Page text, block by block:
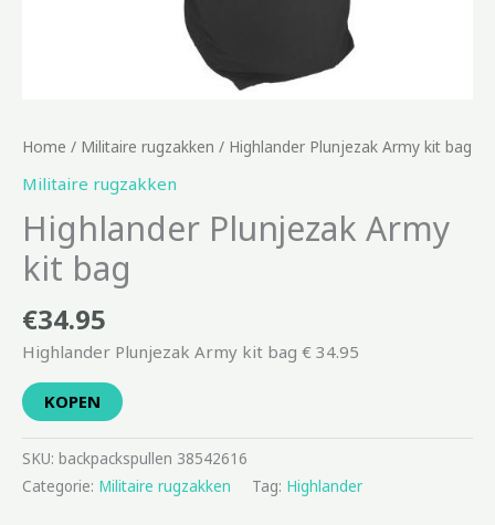
Home / Militaire rugzakken / Highlander Plunjezak Army kit bag
Militaire rugzakken
Highlander Plunjezak Army
kit bag
€34.95
Highlander Plunjezak Army kit bag € 34.95
KOPEN
SKU: backpackspullen 38542616
Categorie: Militaire rugzakken Tag: Highlander